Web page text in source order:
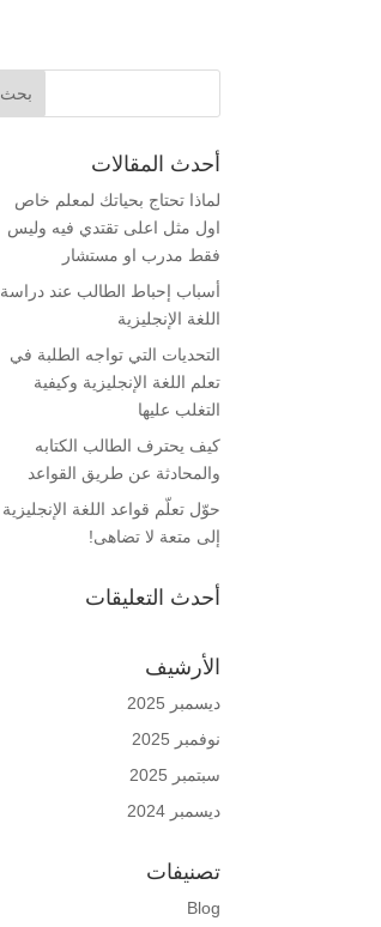
أحدث المقالات
لماذا تحتاج بحياتك لمعلم خاص
اول مثل اعلى تقتدي فيه وليس
فقط مدرب او مستشار
أسباب إحباط الطالب عند دراسة
اللغة الإنجليزية
التحديات التي تواجه الطلبة في
تعلم اللغة الإنجليزية وكيفية
التغلب عليها
كيف يحترف الطالب الكتابه
والمحادثة عن طريق القواعد
حوّل تعلّم قواعد اللغة الإنجليزية
إلى متعة لا تضاهى!
أحدث التعليقات
الأرشيف
ديسمبر 2025
نوفمبر 2025
سبتمبر 2025
ديسمبر 2024
تصنيفات
Blog